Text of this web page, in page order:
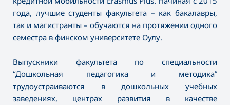
года, лучшие студенты факультета – как бакалавры,
так и магистранты – обучаются на протяжении одного
семестра в финском университете Оулу.
Выпускники факультета по специальности
“Дошкольная педагогика и методика”
трудоустраиваются в дошкольных учебных
заведениях, центрах развития в качестве